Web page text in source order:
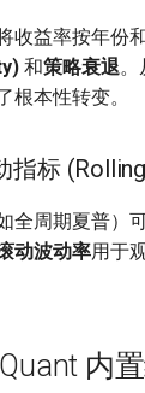
收益率按年份
和策略衰退。
根本性转变。
指标
全周期夏普）
动波动率用于
内